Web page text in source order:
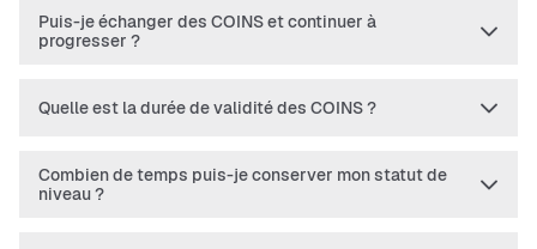
Puis-je échanger des COINS et continuer à
progresser ?
Quelle est la durée de validité des COINS ?
Combien de temps puis-je conserver mon statut de
niveau ?